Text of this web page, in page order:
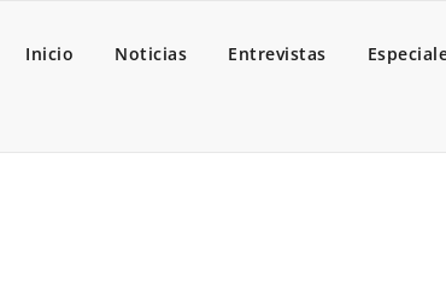
Inicio Noticias Entrevistas